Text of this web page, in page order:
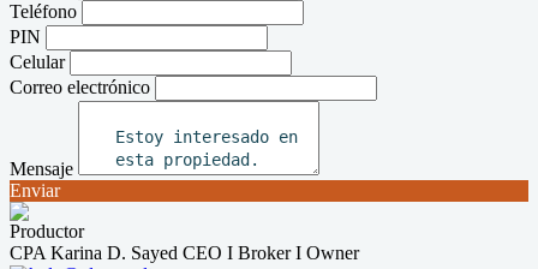
Teléfono
PIN
Celular
Correo electrónico
Mensaje
Enviar
Productor
CPA Karina D. Sayed CEO I Broker I Owner